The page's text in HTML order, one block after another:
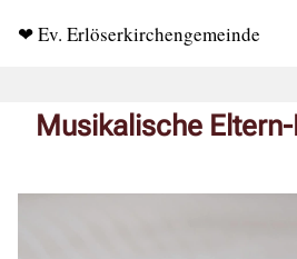
❤ Ev. Erlöserkirchengemeinde
Musikalische